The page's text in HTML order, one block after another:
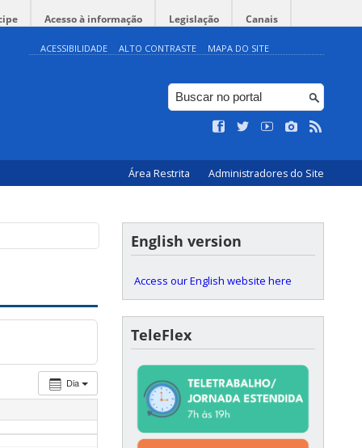
Acesso à informação Legislação Canais
ACESSIBILIDADE ALTO CONTRASTE MAPA DO SITE
Área Restrita Administradores do Site
Dia
English version
Access our English website here
TeleFlex